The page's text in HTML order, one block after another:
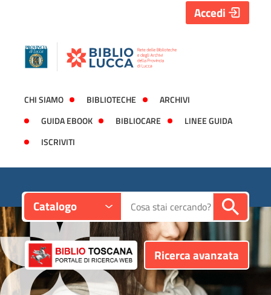
CHI SIAMO BIBLIOTECHE
ARCHIVI
GUIDA EBOOK
BIBLIOCARE
LINEE GUIDA
ISCRIVITI
Accedi
Catalogo Cerca su "Catalogo"
Ricerca avanzata